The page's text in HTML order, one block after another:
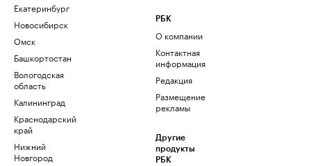
Екатеринбург
Новосибирск
Омск
Башкортостан
Вологодская
область
Калининград
Краснодарский
край
Нижний
Новгород
РБК
О компании
Контактная
информация
Редакция
Размещение
рекламы
Другие
продукты
РБК